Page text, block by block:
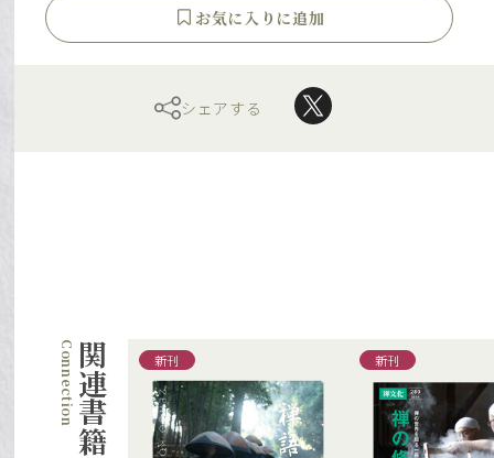
シェアする
関連書籍 新刊 新刊